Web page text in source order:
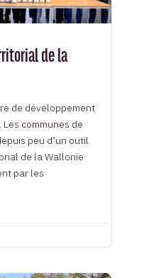
de la
de développement
communes de
peu d’un outil
de la Wallonie
par les